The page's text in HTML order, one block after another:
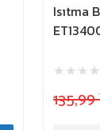
Isıtma